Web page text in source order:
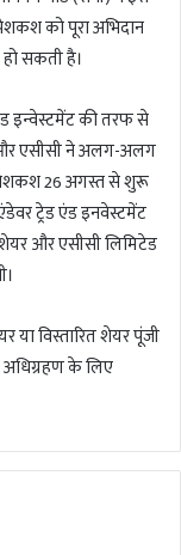
को पूरा अभिदान
सकती है।
इन्वेस्टमेंट की तरफ से
एसीसी ने अलग-अलग
पेशकश 26 अगस्त से शुरू
ट्रेड एंड इनवेस्टमेंट
और एसीसी लिमिटेड
विस्तारित शेयर पूंजी
के लिए